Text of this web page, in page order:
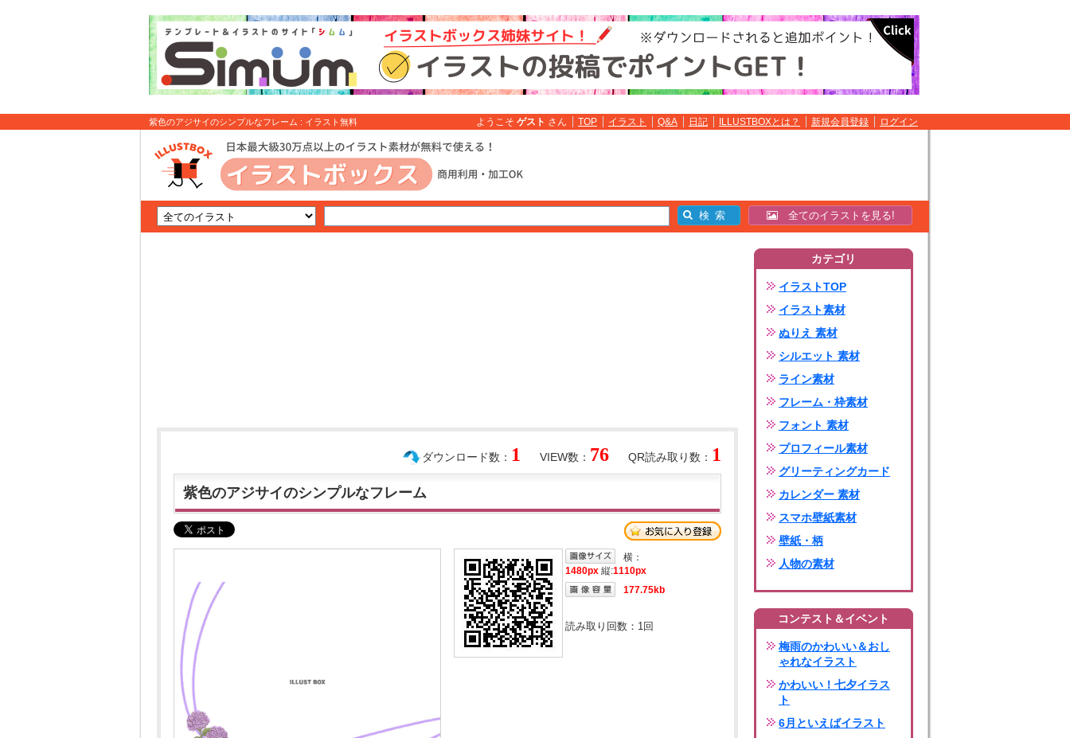
紫色のアジサイのシンプルなフレーム : イラスト無料 ようこそ ゲスト さん TOP イラスト Q&A 日記 ILLUSTBOXとは？ 新規会員登録 ログイン
全てのイラストを見る!
QR読み取り数： 1
VIEW数： 76
ダウンロード数： 1
紫色のアジサイのシンプルなフレーム
横：
1480px 縦:1110px
177.75kb
読み取り回数： 1回
カテゴリ
イラストTOP
イラスト素材
ぬりえ 素材
シルエット 素材
ライン素材
フレーム・枠素材
フォント 素材
プロフィール素材
グリーティングカード
カレンダー 素材
スマホ壁紙素材
壁紙・柄
人物の素材
コンテスト＆イベント
梅雨のかわいい＆おし
ゃれなイラスト
かわいい！七夕イラス
ト
6月といえばイラスト